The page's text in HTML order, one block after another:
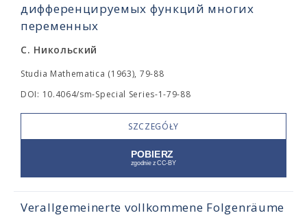
дифференцируемых функций многих
переменных
С. Никольский
Studia Mathematica (1963), 79-88
DOI: 10.4064/sm-Special Series-1-79-88
SZCZEGÓŁY
Verallgemeinerte vollkommene Folgenräume